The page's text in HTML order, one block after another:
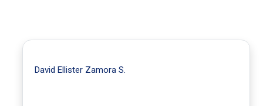
David Ellister Zamora S.